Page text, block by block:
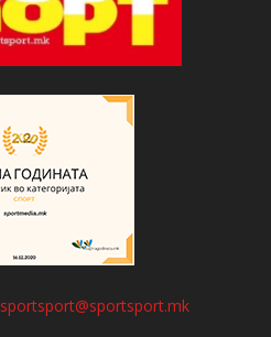
sportsport@sportsport.mk